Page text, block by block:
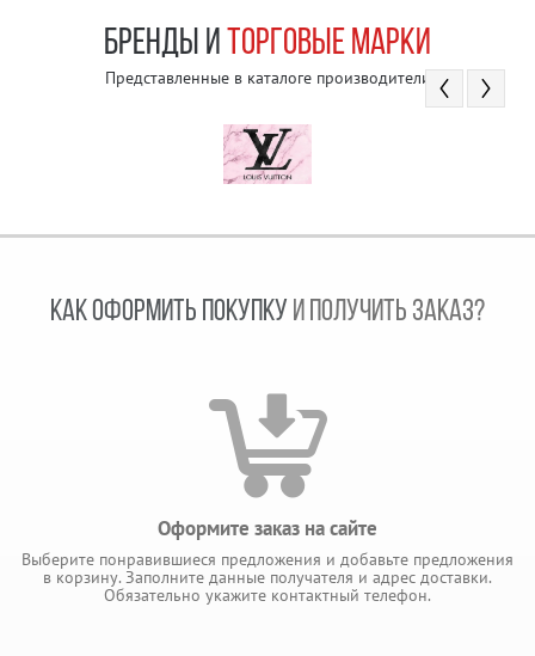
БРЕНДЫ И ТОРГОВЫЕ МАРКИ
Представленные в каталоге производители
КАК ОФОРМИТЬ ПОКУПКУ И ПОЛУЧИТЬ ЗАКАЗ?
Оформите заказ на сайте
Выберите понравившиеся предложения и добавьте предложения
в корзину. Заполните данные получателя и адрес доставки.
Обязательно укажите контактный телефон.